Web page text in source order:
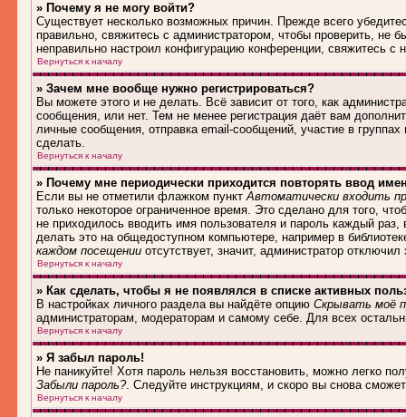
» Почему я не могу войти?
Существует несколько возможных причин. Прежде всего
правильно, свяжитесь с администратором, чтобы проверить, не
неправильно настроил конфигурацию конференции, свяжитесь с
Вернуться к началу
» Зачем мне вообще нужно регистрироваться?
Вы можете этого и не делать. Всё зависит от того, как
сообщения, или нет. Тем не менее регистрация даёт вам
личные сообщения, отправка email-сообщений, участие в
сделать.
Вернуться к началу
» Почему мне периодически приходится повторять ввод
Если вы не отметили флажком пунктАвтоматически входить
только некоторое ограниченное время. Это сделано для того,
не приходилось вводить имя пользователя и пароль каждый
делать это на общедоступном компьютере, например в
каждом посещении отсутствует, значит, администратор
Вернуться к началу
» Как сделать, чтобы я не появлялся в списке активных
В настройках личного раздела вы найдёте опцию Скрывать моё
администраторам, модераторам и самому себе. Для всех
Вернуться к началу
» Я забыл пароль!
Не паникуйте! Хотя пароль нельзя восстановить, можно легко
Забыли пароль?. Следуйте инструкциям, и скоро вы снова
Вернуться к началу